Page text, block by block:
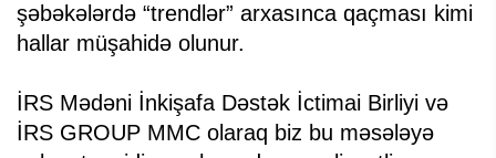
şəbəkələrdə “trendlər” arxasınca qaçması kimi
hallar müşahidə olunur.
İRS Mədəni İnkişafa Dəstək İctimai Birliyi və
İRS GROUP MMC olaraq biz bu məsələyə